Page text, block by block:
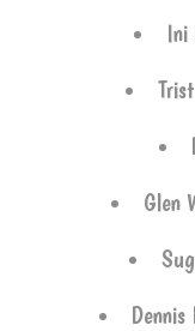
Ini
Glen